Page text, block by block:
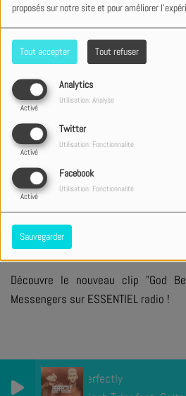
proposés sur notre site et pour améliorer
Tout accepter Tout refuser
Analytics
Activé
Utilisation: Analyse
Twitter
Activé
Utilisation: Fonctionnalité
Facebook
Activé
Utilisation: Fonctionnalité
Sauvegarder
Perfectly
PARTAGER
Découvre le nouveau clip "God
Messengers sur ESSENTIEL radio !